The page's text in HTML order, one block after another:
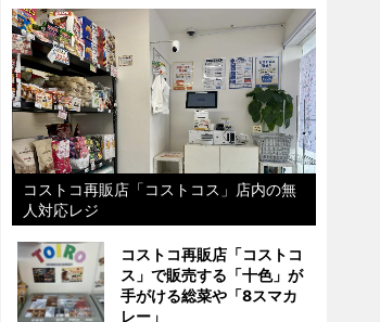
コストコ再販店「コストコス」店内の無
人対応レジ
コストコ再販店「コストコ
ス」で販売する「十色」が
手がける総菜や「8スマカ
レー」